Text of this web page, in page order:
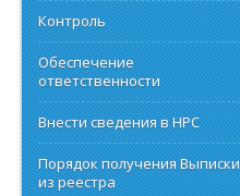
Контроль
Обеспечение
ответственности
Внести сведения в НРС
Порядок получения Выписки
из реестра